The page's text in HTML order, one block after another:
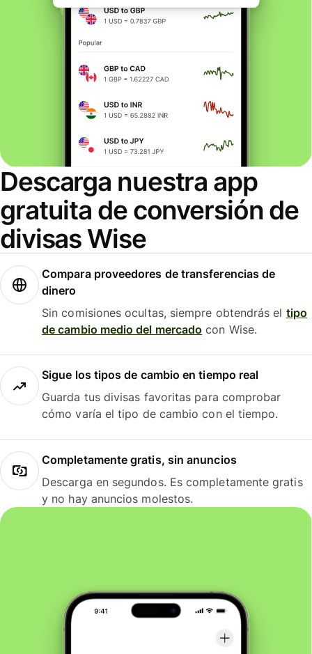
Descarga nuestra app
gratuita de conversión de
divisas Wise
Compara proveedores de transferencias de
dinero
Sin comisiones ocultas, siempre obtendrás el tipo
de cambio medio del mercado con Wise.
Sigue los tipos de cambio en tiempo real
Guarda tus divisas favoritas para comprobar
cómo varía el tipo de cambio con el tiempo.
Completamente gratis, sin anuncios
Descarga en segundos. Es completamente gratis
y no hay anuncios molestos.